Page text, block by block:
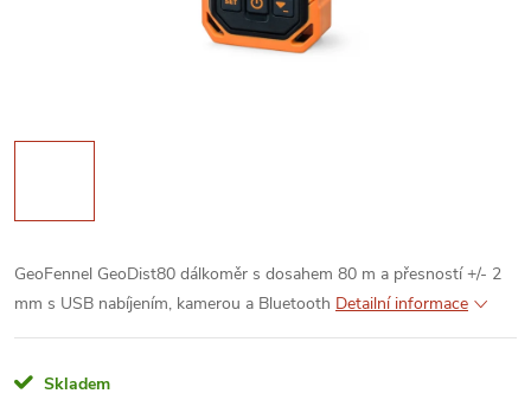
GeoFennel GeoDist80 dálkoměr s dosahem 80 m a přesností +/- 2
mm s USB nabíjením, kamerou a Bluetooth Detailní informace
Skladem